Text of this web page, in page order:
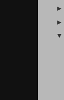
►
►
▼